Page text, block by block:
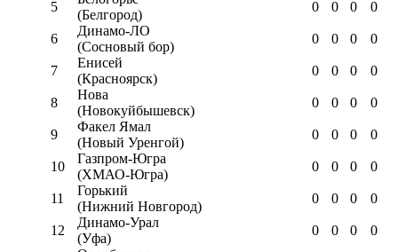
5
(Белгород)
0 0 0 0
6
Динамо-ЛО
(Сосновый бор)
0 0 0 0
7
Енисей
(Красноярск)
0 0 0 0
8
Нова
(Новокуйбышевск)
0 0 0 0
9
Факел Ямал
(Новый Уренгой)
0 0 0 0
10
Газпром-Югра
(ХМАО-Югра)
0 0 0 0
11
Горький
(Нижний Новгород)
0 0 0 0
12
Динамо-Урал
(Уфа)
0 0 0 0